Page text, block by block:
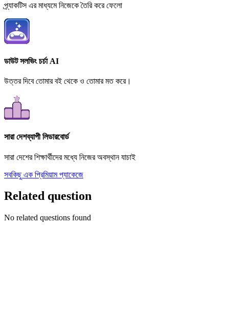
প্র্যাকটিস এর মাধ্যমে নিজেকে তৈরি করে ফেলো
ডাউট সলভিং চর্চা AI
উত্তর দিবে তোমার বই থেকে ও তোমার মত করে।
সারা দেশব্যাপী লিডারবোর্ড
সারা দেশের শিক্ষার্থীদের মধ্যে নিজের অবস্থান যাচাই
সবকিছু এক প্রিমিয়াম প্যাকেজে
Related question
No related questions found